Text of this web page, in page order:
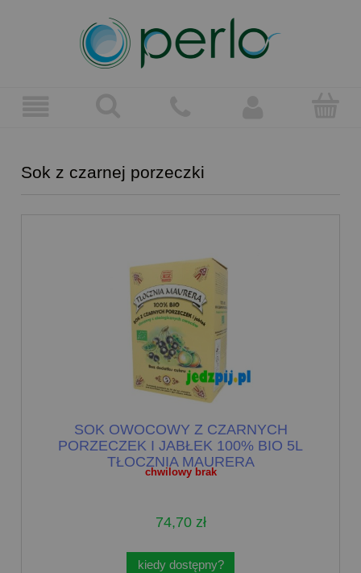
Sok z czarnej porzeczki
chwilowy brak
SOK OWOCOWY Z CZARNYCH
PORZECZEK I JABŁEK 100% BIO 5L
TŁOCZNIA MAURERA
74,70 zł
kiedy dostępny?